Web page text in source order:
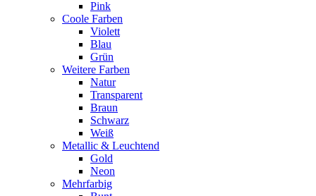
Pink
Coole Farben
Violett
Blau
Grün
Weitere Farben
Natur
Transparent
Braun
Schwarz
Weiß
Metallic & Leuchtend
Gold
Neon
Mehrfarbig